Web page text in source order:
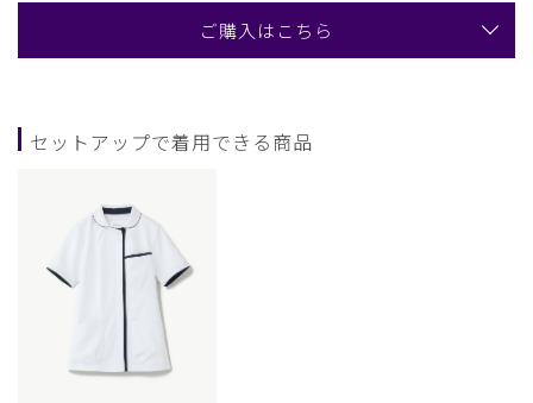
ご購入はこちら
セットアップで着用できる商品